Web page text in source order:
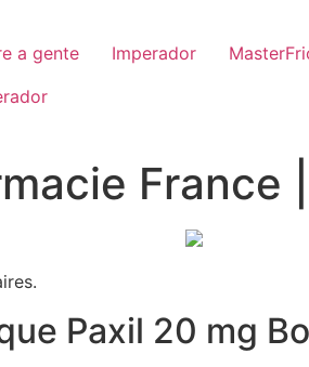
a gente Imperador
France
Paxil 20 mg